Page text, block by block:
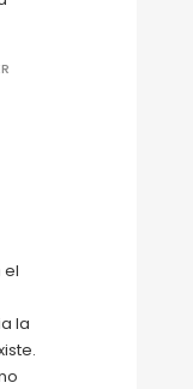
el
la